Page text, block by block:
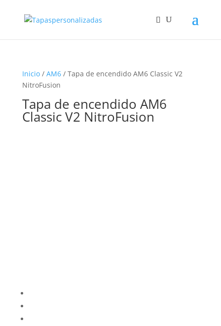
Inicio/ AM6/ Tapa de encendido AM6 Classic V2
NitroFusion
Tapa de encendido AM6
Classic V2 NitroFusion